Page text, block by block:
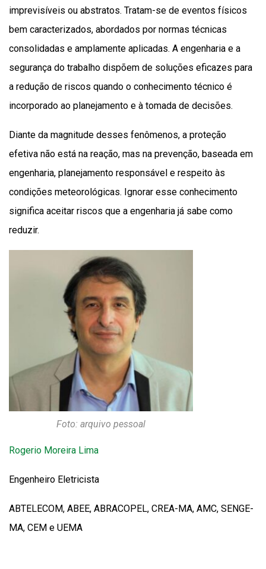
imprevisíveis ou abstratos. Tratam-se de eventos físicos
bem caracterizados, abordados por normas técnicas
consolidadas e amplamente aplicadas. A engenharia e a
segurança do trabalho dispõem de soluções eficazes para
a redução de riscos quando o conhecimento técnico é
incorporado ao planejamento e à tomada de decisões.
Diante da magnitude desses fenômenos, a proteção
efetiva não está na reação, mas na prevenção, baseada em
engenharia, planejamento responsável e respeito às
condições meteorológicas. Ignorar esse conhecimento
significa aceitar riscos que a engenharia já sabe como
reduzir.
Foto: arquivo pessoal
Rogerio Moreira Lima
Engenheiro Eletricista
ABTELECOM, ABEE, ABRACOPEL, CREA-MA, AMC, SENGE-
MA, CEM e UEMA